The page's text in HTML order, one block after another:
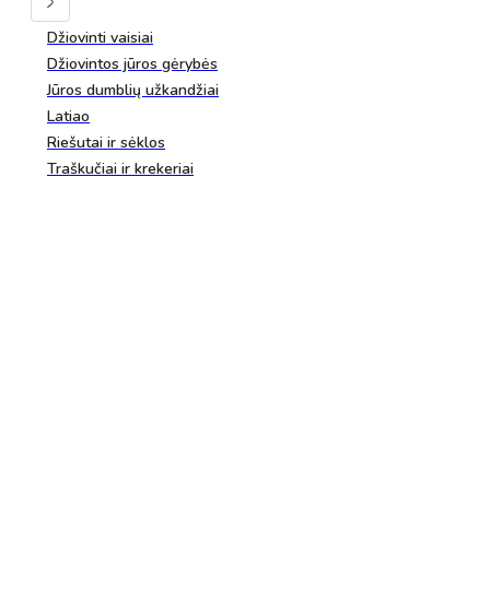
Džiovinti vaisiai
Džiovintos jūros gėrybės
Jūros dumblių užkandžiai
Latiao
Riešutai ir sėklos
Traškučiai ir krekeriai